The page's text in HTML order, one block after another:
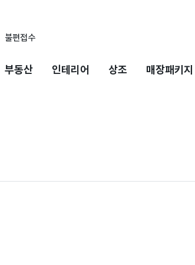
불편접수
부동산 인테리어 상조 매장패키지